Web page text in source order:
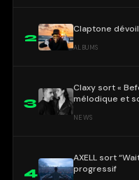
2
Claptone
ALBUMS
3
Claxy sort «
mélodique et
NEWS
4
AXELL sort
progressif